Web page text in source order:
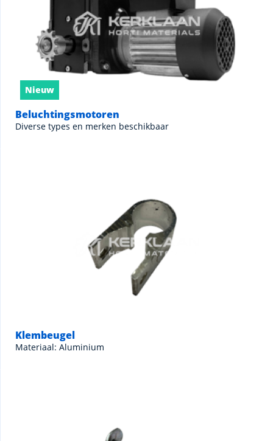
Nieuw
Beluchtingsmotoren
Diverse types en merken beschikbaar
Klembeugel
Materiaal: Aluminium